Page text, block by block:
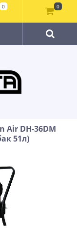
Air DH-36DМ
51л)
0 0